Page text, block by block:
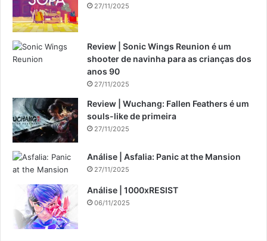
27/11/2025
Review | Sonic Wings Reunion é um
shooter de navinha para as crianças dos
anos 90
27/11/2025
Review | Wuchang: Fallen Feathers é um
souls-like de primeira
27/11/2025
Análise | Asfalia: Panic at the Mansion
27/11/2025
Análise | 1000xRESIST
06/11/2025